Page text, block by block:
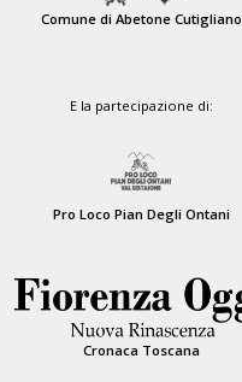
Comune di Abetone Cutigliano
E la partecipazione di:
Pro Loco Pian Degli Ontani
Cronaca Toscana